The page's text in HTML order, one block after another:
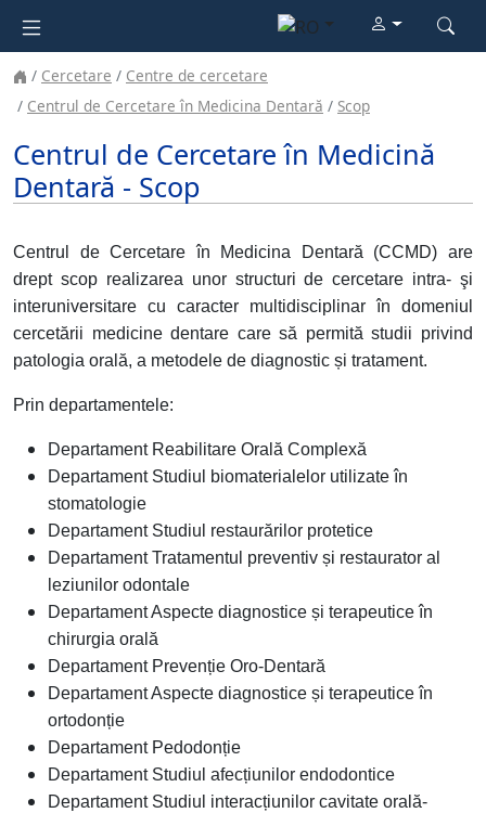
Cercetare
Centre de cercetare
Centrul de Cercetare în Medicina Dentară
Scop
Centrul de Cercetare în Medicină
Dentară - Scop
Centrul de Cercetare în Medicina Dentară (CCMD) are
drept scop realizarea unor structuri de cercetare intra- şi
interuniversitare cu caracter multidisciplinar în domeniul
cercetării medicine dentare care să permită studii privind
patologia orală, a metodele de diagnostic și tratament.
Prin departamentele:
Departament Reabilitare Orală Complexă
Departament Studiul biomaterialelor utilizate în
stomatologie
Departament Studiul restaurărilor protetice
Departament Tratamentul preventiv și restaurator al
leziunilor odontale
Departament Aspecte diagnostice și terapeutice în
chirurgia orală
Departament Prevenție Oro-Dentară
Departament Aspecte diagnostice și terapeutice în
ortodonție
Departament Pedodonție
Departament Studiul afecțiunilor endodontice
Departament Studiul interacțiunilor cavitate orală-